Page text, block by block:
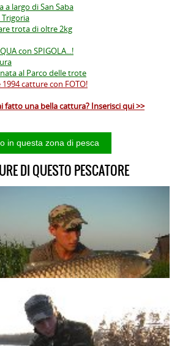
a largo di San Saba
trota di oltre 2kg
con SPIGOLA...!
al Parco delle trote
catture con FOTO!
fatto una bella cattura? Inserisci qui >>
DI QUESTO PESCATORE